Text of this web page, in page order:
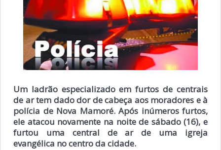
Um ladrão especializado em furtos de centrais
de ar tem dado dor de cabeça aos moradores e à
polícia de Nova Mamoré. Após inúmeros furtos,
ele atacou novamente na noite de sábado (16), e
furtou uma central de ar de uma igreja
evangélica no centro da cidade.